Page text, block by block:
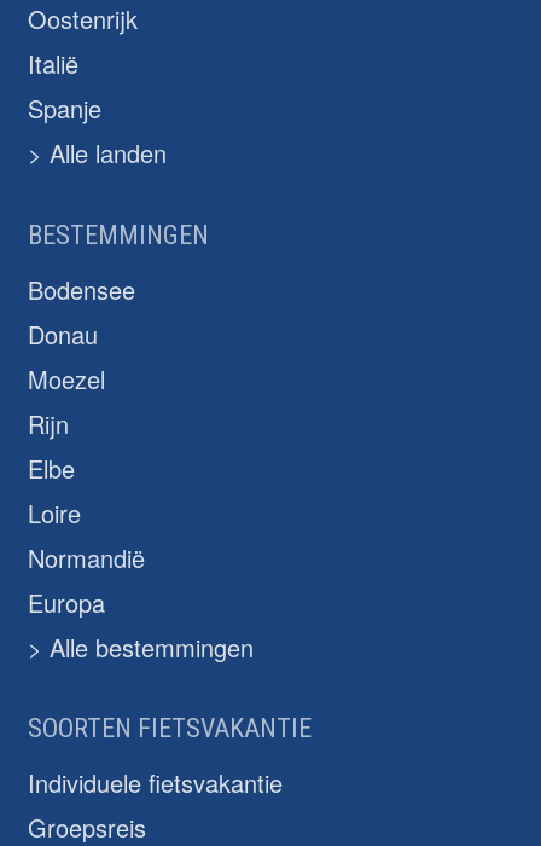
Oostenrijk
Italië
Spanje
> Alle landen
BESTEMMINGEN
Bodensee
Donau
Moezel
Rijn
Elbe
Loire
Normandië
Europa
> Alle bestemmingen
SOORTEN FIETSVAKANTIE
Individuele fietsvakantie
Groepsreis